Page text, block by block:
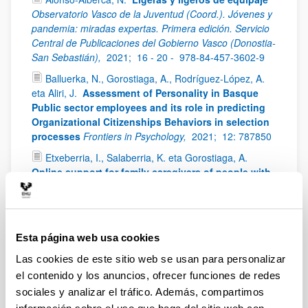
Esta página web usa cookies
Las cookies de este sitio web se usan para personalizar
el contenido y los anuncios, ofrecer funciones de redes
sociales y analizar el tráfico. Además, compartimos
Observatorio Vasco de la Juventud (Coord.). Jóvenes y
pandemia: miradas expertas. Primera edición. Servicio
Central de Publicaciones del Gobierno Vasco (Donostia-
San Sebastián), 2021; 16 - 20 - 978-84-457-3602-9
Balluerka, N., Gorostiaga, A., Rodríguez-López, A.
eta Aliri, J. Assessment of Personality in Basque
Public sector employees and its role in predicting
Organizational Citizenships Behaviors in selection
processes Frontiers in Psychology, 2021; 12: 787850
Etxeberria, I., Salaberria, K. eta Gorostiaga, A.
Online support for family caregivers of people with
dementia: a systematic review and meta-analysis of
Garmendia, A., Elorza, U., Aritzeta, A. eta
job satisfaction and productivity: A two wave
longitudinal study of a Spanish retail company
Human Resource Management Journal, 2021; 31(1),